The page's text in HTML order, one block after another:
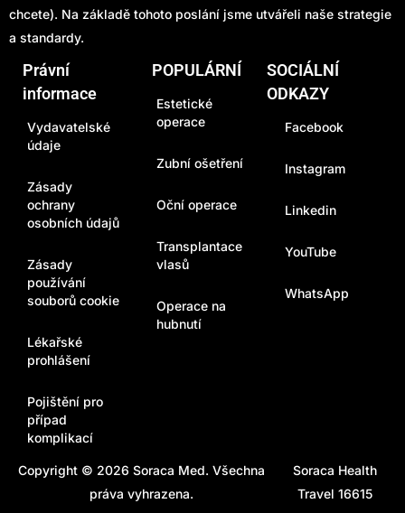
chcete). Na základě tohoto poslání jsme utvářeli naše strategie
a standardy.
Právní
informace
Vydavatelské
údaje
Zásady
ochrany
osobních údajů
Zásady
používání
souborů cookie
Lékařské
prohlášení
Pojištění pro
případ
komplikací
POPULÁRNÍ
Estetické
operace
Zubní ošetření
Oční operace
Transplantace
vlasů
Operace na
hubnutí
SOCIÁLNÍ
ODKAZY
Facebook
Instagram
Linkedin
YouTube
WhatsApp
Copyright © 2026Soraca Med. Všechna
práva vyhrazena.
Soraca Health
Travel 16615